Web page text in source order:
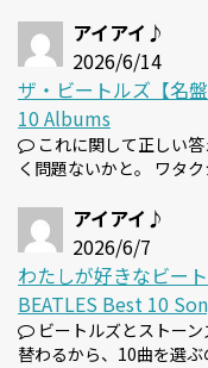
アイアイ♪
2026/6/14
ザ・ビートルズ【名
10 Albums
これに関して正しい
く問題ないかと。 ワタ
アイアイ♪
2026/6/7
わたしが好きなビー
BEATLES Best 10
ビートルズとストー
替わるから、10曲を選